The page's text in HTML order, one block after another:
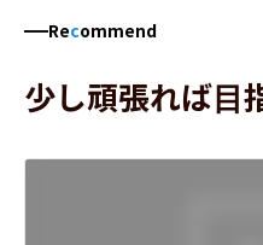
Recommend
少し頑張れば目